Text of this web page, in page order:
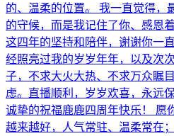
的、温柔的位置。 我一直觉得，
的守候，而是我记住了你、感恩
这四年的坚持和陪伴，谢谢你一
经照亮过我的岁岁年年，以及次
子，不求大火大热、不求万众瞩
虑。直播顺利，岁岁欢喜，永远
诚挚的祝福鹿鹿四周年快乐！ 愿
越来越好，人气常驻、温柔常在